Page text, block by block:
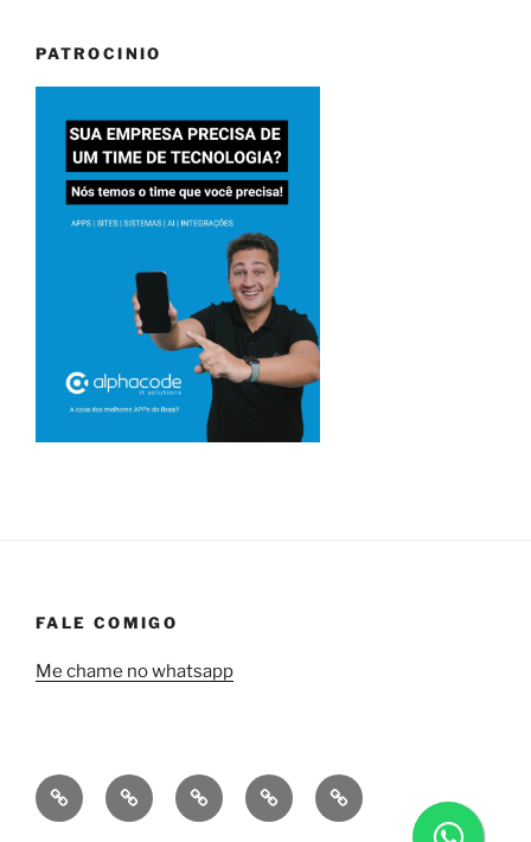
PATROCINIO
FALE COMIGO
Me chame no whatsapp
Quem
sou
Minha
empresa
Contrate
uma
Soluções
financeiras
Tecnologia